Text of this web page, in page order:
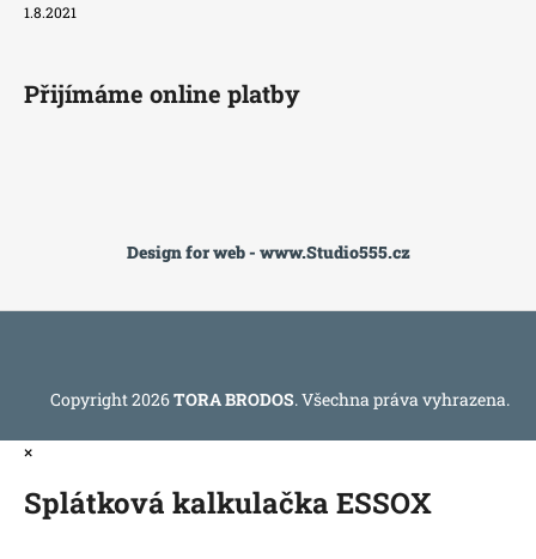
1.8.2021
Přijímáme online platby
Design for web - www.Studio555.cz
Copyright 2026TORA BRODOS. Všechna práva vyhrazena.
×
Splátková kalkulačka ESSOX